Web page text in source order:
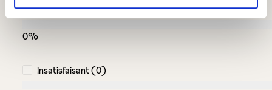
Acceptable (0)
0%
Insatisfaisant (0)